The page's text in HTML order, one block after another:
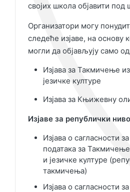
својих школа објавити
Организатори могу
следеће изјаве, на основу
могли да објављују само
Изјава за Такмичење
језичке културе
Изјава за Књижевну
Изјаве за републички
Изјава о сагласности
података за Такмичење
и језичке културе
такмичења)
Изјава о сагласности